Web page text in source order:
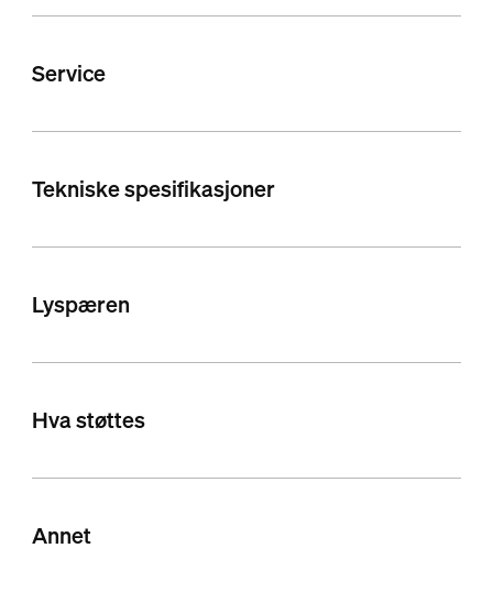
Service
Tekniske spesifikasjoner
Lyspæren
Hva støttes
Annet